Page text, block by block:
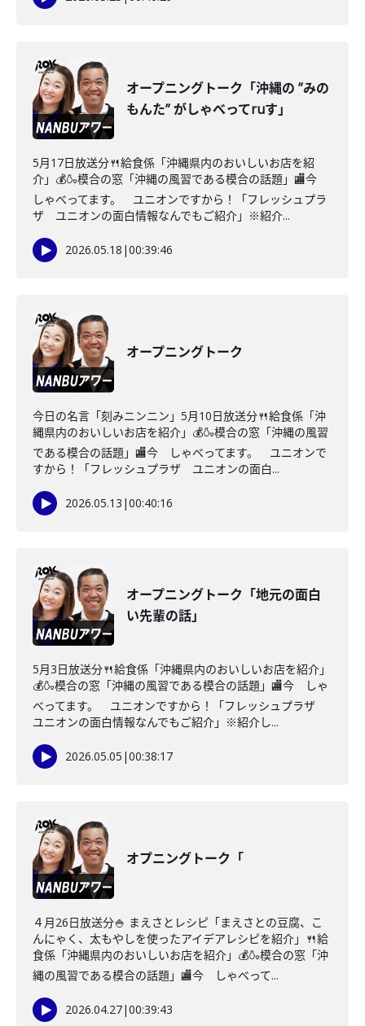
オープニングトーク「沖縄の ”みの
もんた” がしゃべってruす」
5月17日放送分🍴給食係「沖縄県内のおいしいお店を紹
介」💰🍶模合の窓「沖縄の風習である模合の話題」🏬今
しゃべってます。 ユニオンですから！「フレッシュプラ
ザ ユニオンの面白情報なんでもご紹介」※紹介...
2026.05.18 |00:39:46
オープニングトーク
今日の名言「刻みニンニン」5月10日放送分🍴給食係「沖
縄県内のおいしいお店を紹介」💰🍶模合の窓「沖縄の風習
である模合の話題」🏬今 しゃべってます。 ユニオンで
すから！「フレッシュプラザ ユニオンの面白...
2026.05.13 |00:40:16
オープニングトーク「地元の面白
い先輩の話」
5月3日放送分🍴給食係「沖縄県内のおいしいお店を紹介」
💰🍶模合の窓「沖縄の風習である模合の話題」🏬今 しゃ
べってます。 ユニオンですから！「フレッシュプラザ
ユニオンの面白情報なんでもご紹介」※紹介し...
2026.05.05 |00:38:17
オプニングトーク「
４月26日放送分🍚 まえさとレシピ「まえさとの豆腐、こ
んにゃく、太もやしを使ったアイデアレシピを紹介」🍴給
食係「沖縄県内のおいしいお店を紹介」💰🍶模合の窓「沖
縄の風習である模合の話題」🏬今 しゃべって...
2026.04.27|00:39:43